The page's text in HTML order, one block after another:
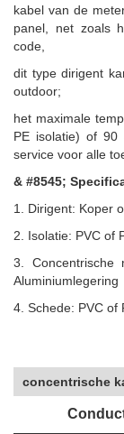
kabel van de
panel, net zoals
code,
dit type dirigent
outdoor;
het maximale
PE isolatie) of 90
service voor alle
& #8545;
1. Dirigent: Koper
2. Isolatie: PVC of
3. Concentrische
Aluminiumlegering
4. Schede: PVC of
concentrische